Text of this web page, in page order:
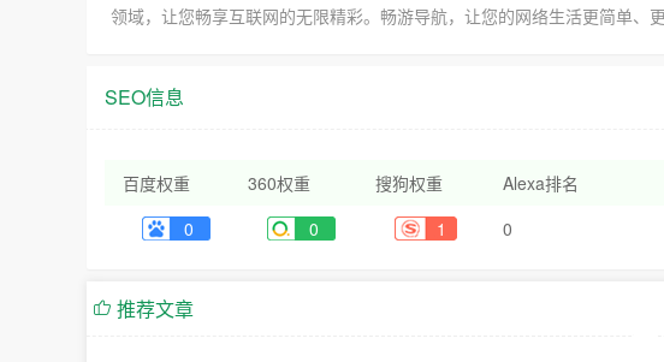
领域，让您畅享互联网的无限精彩。畅游导航，让您的网络生活更简单、更
SEO信息
百度权重 360权重 搜狗权重 Alexa排名
0
0 1 0
推荐文章